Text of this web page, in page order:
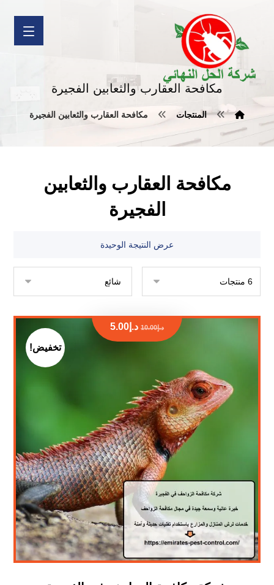
مكافحة العقارب والثعابين الفجيرة
المنتجات مكافحة العقارب والثعابين الفجيرة
مكافحة العقارب والثعابين
الفجيرة
عرض النتيجة الوحيدة
د.إ10.00 د.إ 5.00
تخفيض!